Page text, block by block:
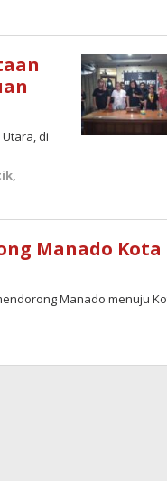
di
,
Manado Kota
Manado menuju